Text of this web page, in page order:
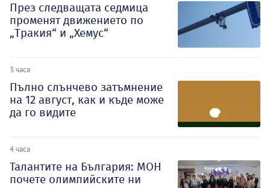
През следващата седмица
променят движението по
„Тракия“ и „Хемус“
3 часа
Пълно слънчево затъмнение
на 12 август, как и къде може
да го видите
4 часа
Талантите на България: МОН
почете олимпийските ни